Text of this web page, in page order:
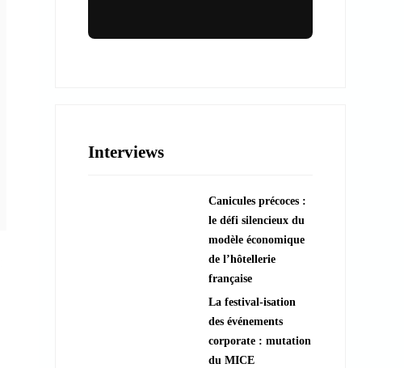
???? Explorer les animations
Interviews
Canicules précoces :
le défi silencieux du
modèle économique
de l’hôtellerie
française
La festival-isation
des événements
corporate : mutation
du MICE